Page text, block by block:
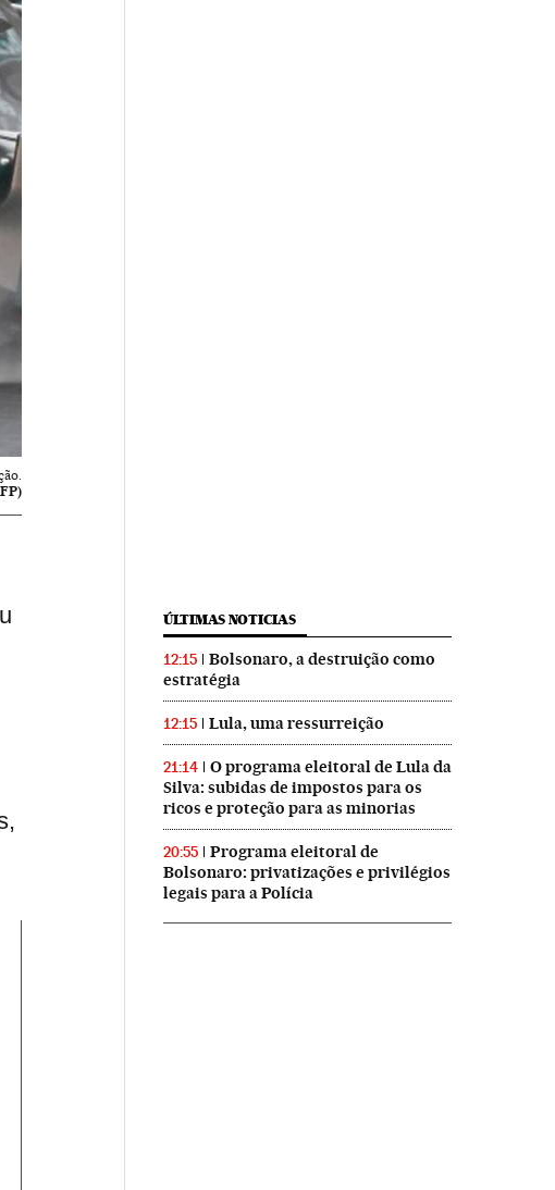
ÚLTIMAS NOTICIAS
12:15
Bolsonaro, a destruição como
estratégia
12:15 Lula, uma ressurreição
21:14
O programa eleitoral de Lula da
Silva: subidas de impostos para os
ricos e proteção para as minorias
20:55
Programa eleitoral de
Bolsonaro: privatizações e privilégios
legais para a Polícia